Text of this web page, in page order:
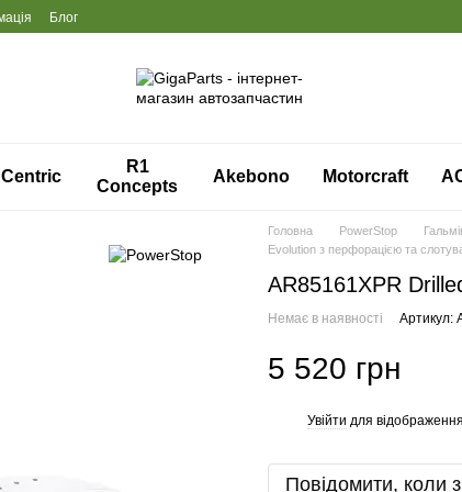
Блог
Centric
R1
Concepts
Akebono Motorcraft
Головна PowerStop
Evolution з перфорацією та
AR85161XPR
Немає в наявності Артикул:
5 520 грн
Увійти для
Повідомити, коли